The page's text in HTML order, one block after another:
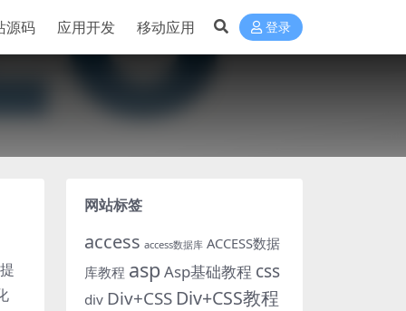
源码 应用开发 移动应用 登录
网站标签
access access数据库 ACCESS数据
库教程 asp Asp基础教程 css
div Div+CSS Div+CSS教程